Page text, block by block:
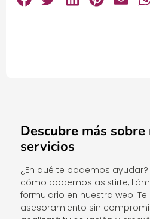
Descubre más
servicios
¿En qué te podemos
cómo podemos asistirte,
formulario en nuestra web.
asesoramiento sin